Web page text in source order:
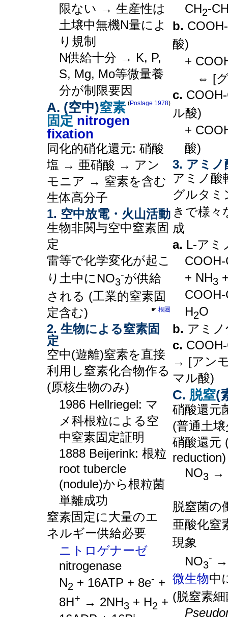
限ない → 生産性は
土壌中無機N量によ
り規制
N供給十分 → K, P,
S, Mg, Mo等微量養
分が制限要因
(Postage 1978)
A. (空中)窒素
固定 nitrogen
fixation
同化的硝化還元: 硝酸
塩 → 亜硝酸 → アン
モニア → 窒素を含む
生体高分子
1. 空中放電・火山活動
生物非関与空中窒素固
定
雷等で化学変化が起こ
り土中にNO3
-が供給
される (工業的窒素固
定含む)
☛ 根圏
2. 生物による窒素固
定
空中(遊離)窒素を直接
利用し窒素化合物作る
(原核生物のみ)
1986 Hellriegel: マ
メ科根粒による空
中窒素固定証明
1888 Beijerink: 根粒
root tubercle
(nodule)から根粒菌
単離成功
窒素固定に大量のエ
ネルギー供給必要
ニトロゲナーゼ
nitrogenase
N2 + 16ATP + 8e- +
8H+ → 2NH3 + H2 +
CH2-
b.
酸)
+
⇔ [
c.
ル酸)
+
酸)
3. アミ
アミノ酸
グルタミ
きで様々
成
a. L-アミ
+ NH3
H2O
b. アミ
c.
→ [アン
マル酸)
C. 脱窒(
硝酸還元
(普通土
硝酸還元
reduction)
NO3 →
脱窒菌の
亜酸化窒
現象
NO3
- →
微生物中
(脱窒素